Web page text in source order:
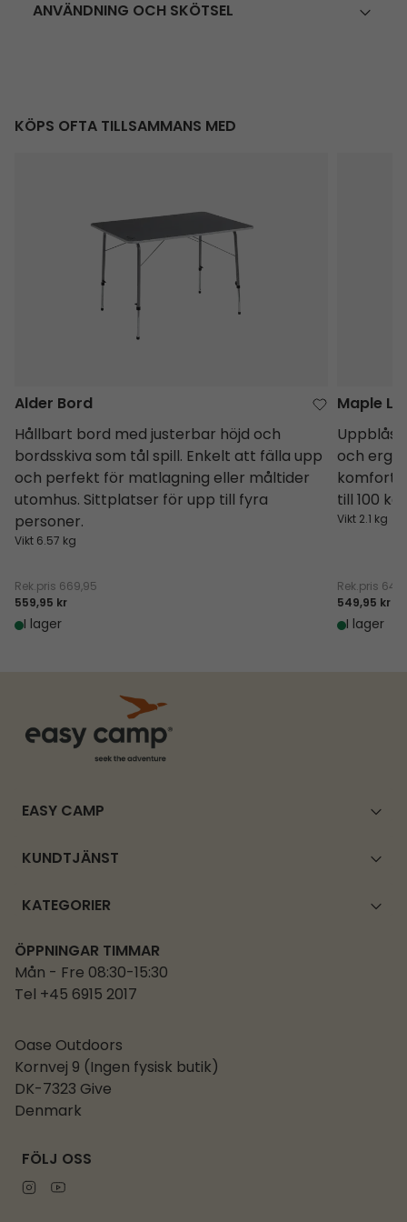
ANVÄNDNING OCH SKÖTSEL
KÖPS OFTA TILLSAMMANS MED
Alder Bord
Hållbart bord med justerbar höjd och
bordsskiva som tål spill. Enkelt att fälla upp
och perfekt för matlagning eller måltider
utomhus. Sittplatser för upp till fyra
personer.
Vikt 6.57 kg
Rek.pris 669,95
559,95 kr
I lager
Maple
och
komfort.
till 100 kg.
Vikt 2.1 kg
Rek.pris
549,95 kr
I lager
EASY CAMP
KUNDTJÄNST
KATEGORIER
ÖPPNINGAR TIMMAR
Mån - Fre 08:30-15:30
Tel +45 6915 2017
Oase Outdoors
Kornvej 9 (Ingen fysisk butik)
DK-7323 Give
Denmark
FÖLJ OSS
Instagram
Youtube